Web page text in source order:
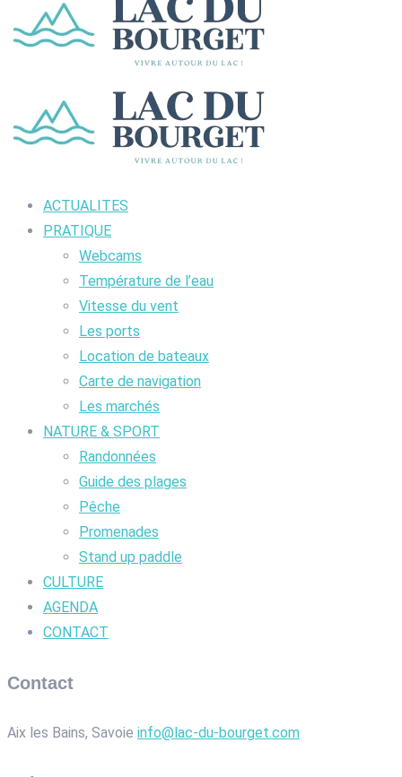
ACTUALITES
PRATIQUE
Webcams
Température de l’eau
Vitesse du vent
Les ports
Location de bateaux
Carte de navigation
Les marchés
NATURE & SPORT
Randonnées
Guide des plages
Pêche
Promenades
Stand up paddle
CULTURE
AGENDA
CONTACT
Contact
Aix les Bains, Savoie info@lac-du-bourget.com